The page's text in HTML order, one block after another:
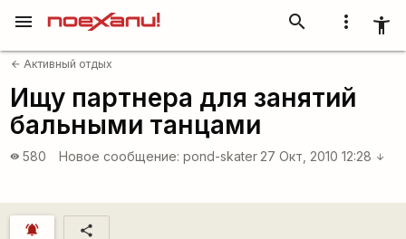
more_vert accessibility_new
search
menu
arrow_back Активный отдых
Ищу партнера для занятий
бальными танцами
visibility 580 Новое сообщение: pond-skater 27 Окт, 2010 12:28 arrow_downward
notifications_active share